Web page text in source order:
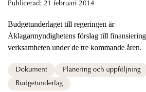
Publicerad: 21 februari 2014
Budgetunderlaget till regeringen är
Åklagarmyndighetens förslag till
verksamheten under de tre kommande åren.
Dokument
Planering och uppföljning
Budgetunderlag